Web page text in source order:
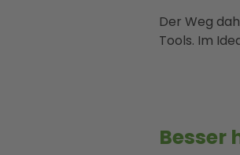
Der Weg
Tools. Im
Besser